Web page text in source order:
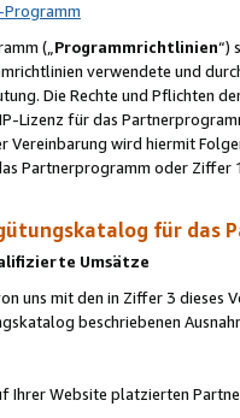
Programm
(„Programmrichtlinien“)
verwendete und
Die Rechte und Pflichten
Lizenz für das
Vereinbarung wird hiermit
Partnerprogramm oder
für das
Umsätze
uns mit den in Ziffer 3
beschriebenen
Ihrer Website platzierten